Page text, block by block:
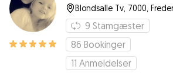
Blondsalle Tv, 7000,
9 Stamgæster
86 Bookinger
11 Anmeldelser